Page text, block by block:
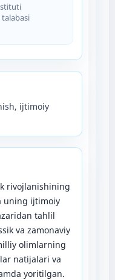
ijtimoiy
rivojlanishining
uning ijtimoiy
tahlil
va zamonaviy
olimlarning
natijalari va
yoritilgan.